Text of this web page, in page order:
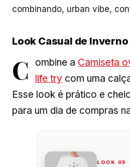
combinando, urban vibe,
Look Casual de Inverno
C ombine a Camiseta
life try com uma
Esse look é prático e
para um dia de compras